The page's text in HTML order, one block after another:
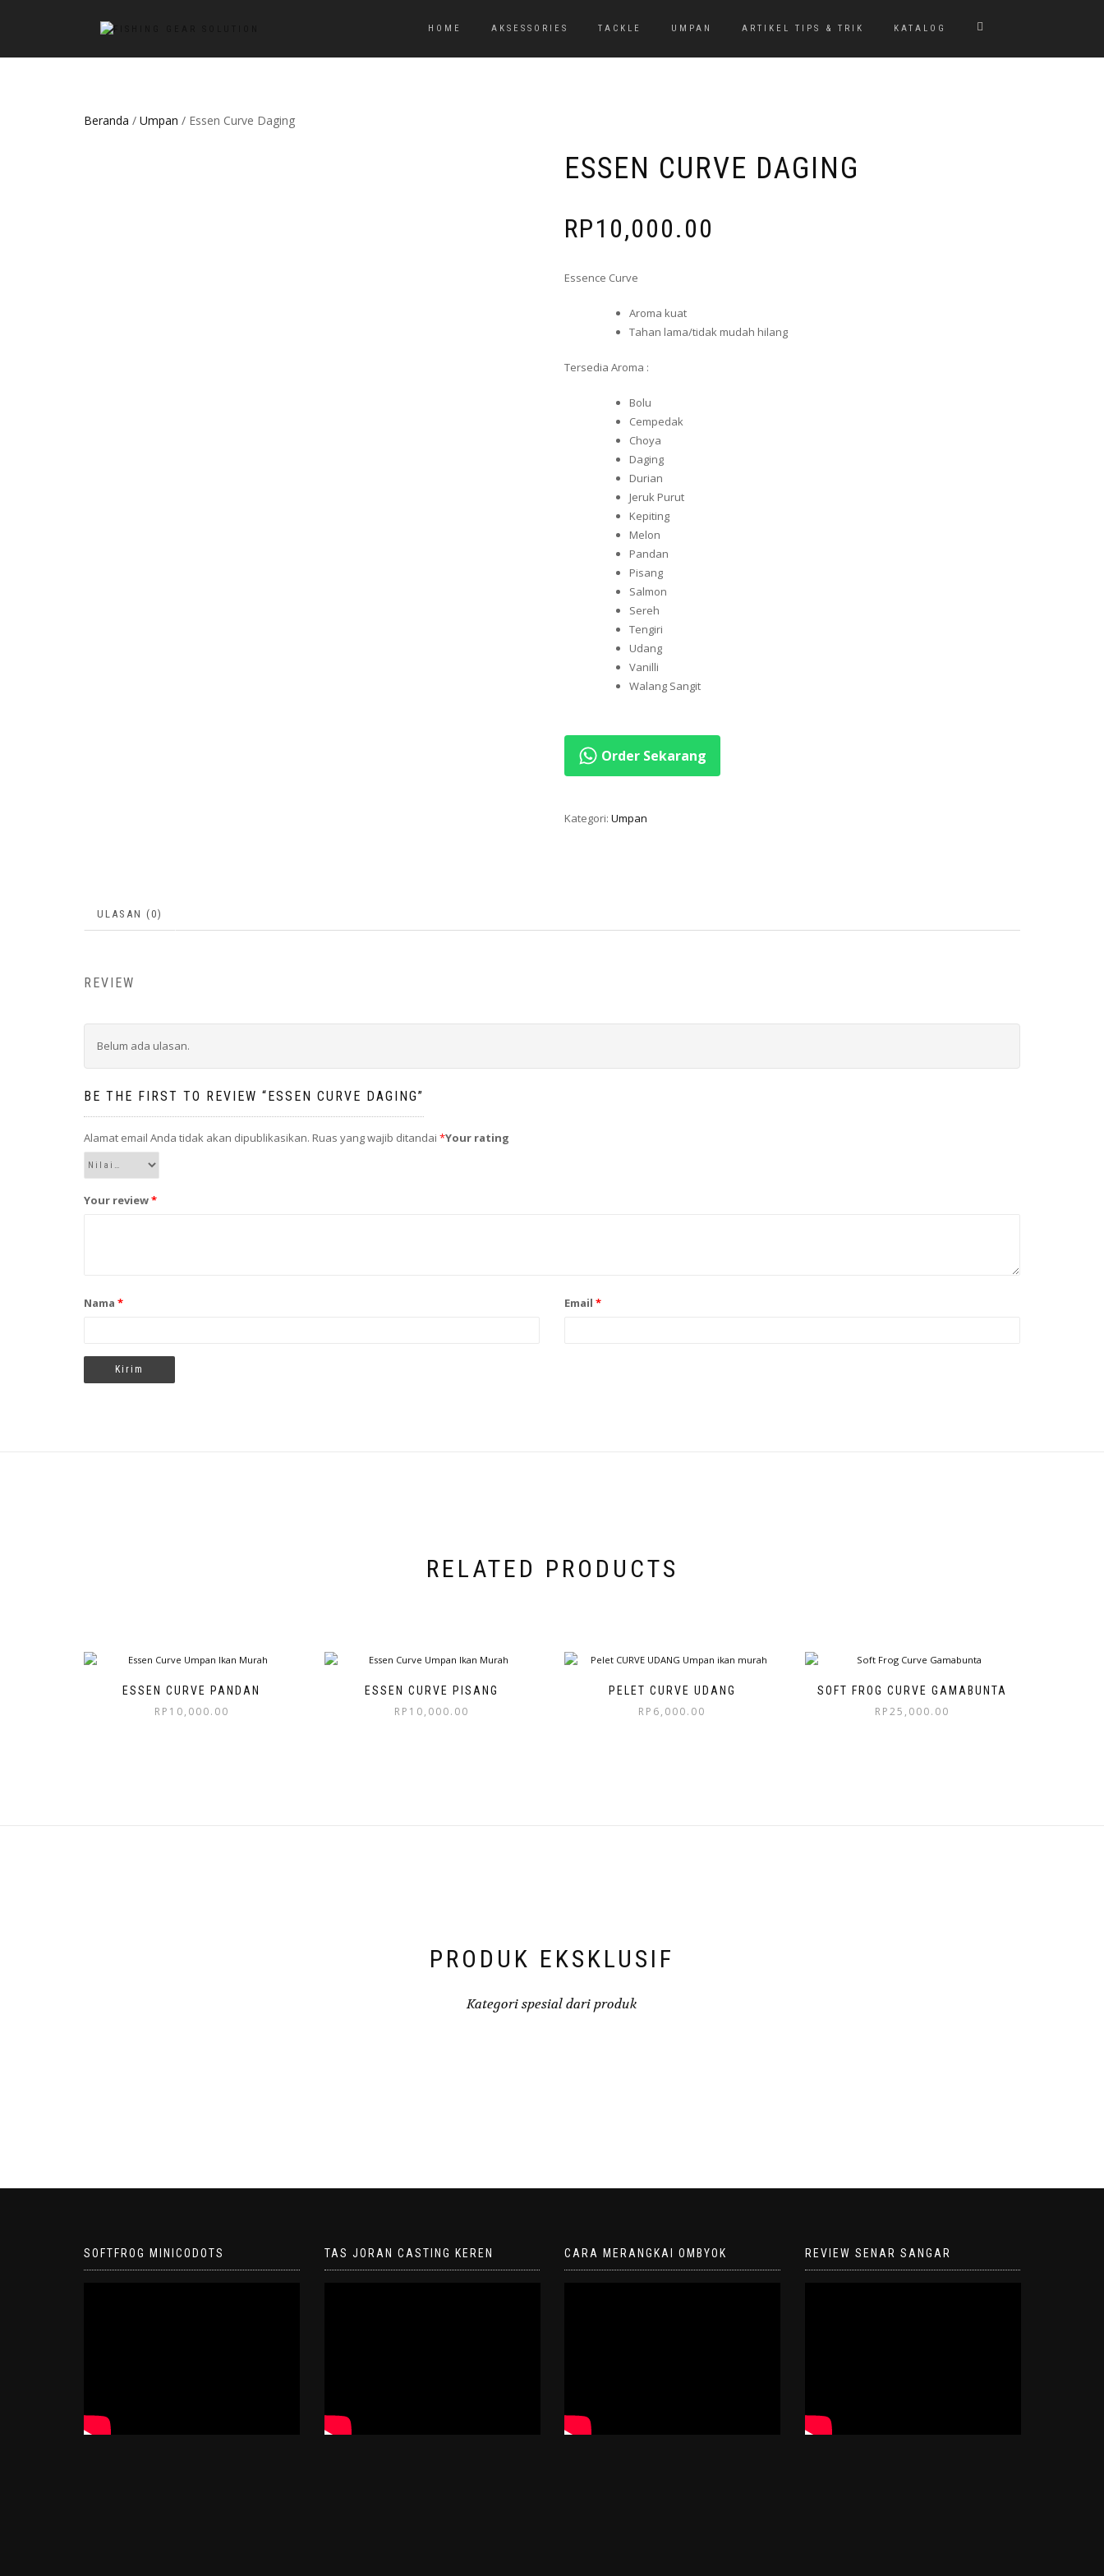
HOME AKSESSORIES TACKLE UMPAN ARTIKEL TIPS & TRIK KATALOG
Beranda / Umpan / Essen Curve Daging
ESSEN CURVE DAGING
RP10,000.00
Essence Curve
Aroma kuat
Tahan lama/tidak mudah hilang
Tersedia Aroma :
Bolu
Cempedak
Choya
Daging
Durian
Jeruk Purut
Kepiting
Melon
Pandan
Pisang
Salmon
Sereh
Tengiri
Udang
Vanilli
Walang Sangit
Order Sekarang
Kategori: Umpan
ULASAN (0)
REVIEW
Belum ada ulasan.
BE THE FIRST TO REVIEW “ESSEN CURVE DAGING”
Alamat email Anda tidak akan dipublikasikan. Ruas yang wajib ditandai *Your rating
Your review*
Nama * Email *
RELATED PRODUCTS
ESSEN CURVE PANDAN
RP 10,000.00
ESSEN CURVE PISANG
RP 10,000.00
PELET CURVE UDANG
RP 6,000.00
SOFT FROG CURVE GAMABUNTA
RP25,000.00
PRODUK EKSKLUSIF
Kategori spesial dari produk
SOFTFROG MINICODOTS TAS JORAN CASTING KEREN CARA MERANGKAI OMBYOK REVIEW SENAR SANGAR